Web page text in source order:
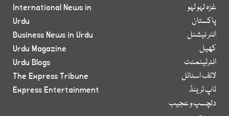
غزہ لہو لہو
پاکستان
انٹر نیشنل
کھیل
انٹرٹینمنٹ
لائف اسٹائل
ٹاپ ٹرینڈ
دلچسپ و عجیب
International News in
Urdu
Business News in Urdu
Urdu Magazine
Urdu Blogs
The Express Tribune
Express Entertainment